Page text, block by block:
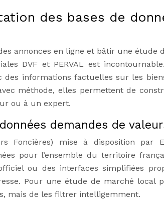
des bases de
annonces en ligne et bâtir une
DVF et PERVAL est
des informations factuelles sur les
méthode, elles permettent de
ou à un expert.
demandes de
Foncières) mise à disposition par
pour l’ensemble du territoire
ou des interfaces simplifiées
Pour une étude de marché local
mais de les filtrer intelligemment.